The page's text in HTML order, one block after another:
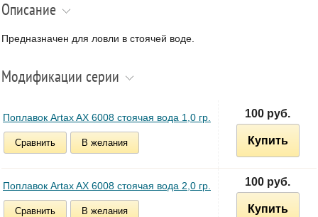
Описание
Предназначен для ловли в стоячей воде.
Модификации серии
Поплавок Artax AX 6008 стоячая вода 1,0 гр.
Сравнить В желания
100 руб.
Купить
Поплавок Artax AX 6008 стоячая вода 2,0 гр.
Сравнить В желания
100 руб.
Купить